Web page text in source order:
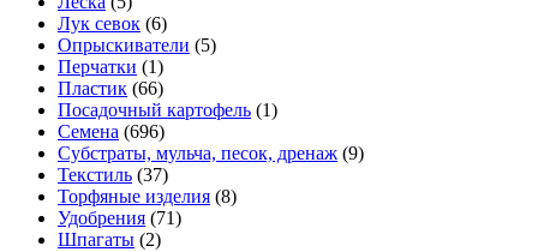
Лук севок (6)
Опрыскиватели (5)
Перчатки (1)
Пластик (66)
Посадочный картофель (1)
Семена (696)
Субстраты, мульча, песок, дренаж (9)
Текстиль (37)
Торфяные изделия (8)
Удобрения (71)
Шпагаты (2)